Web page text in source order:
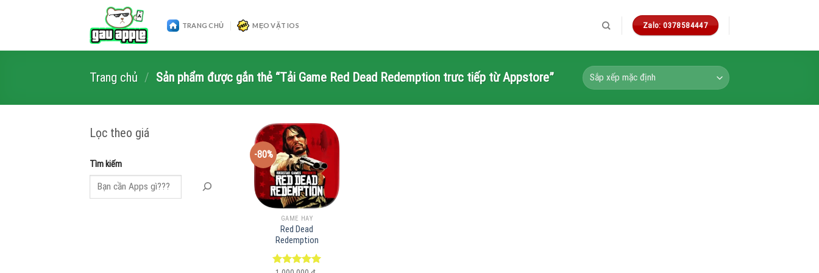
TRANG CHỦ MẸO VẶT IOS Zalo: 0378584447
Trang chủ / Sản phẩm được gắn thẻ “Tải Game Red Dead Redemption trưc tiếp từ Appstore”
Lọc theo giá
Tìm kiếm
-80%
GAME HAY
Red Dead
Redemption